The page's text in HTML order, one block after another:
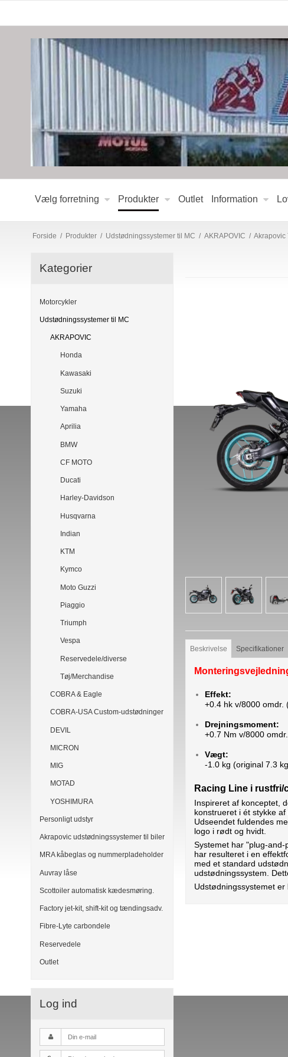
Vælg forretning Produkter Outlet Information
Forside / Produkter / Udstødningssystemer til MC / AKRAPOVIC / Akrapovic
Kategorier
Motorcykler
Udstødningssystemer til MC
AKRAPOVIC
Honda
Kawasaki
Suzuki
Yamaha
Aprilia
BMW
CF MOTO
Ducati
Harley-Davidson
Husqvarna
Indian
KTM
Kymco
Moto Guzzi
Piaggio
Triumph
Vespa
Reservedele/diverse
Tøj/Merchandise
COBRA & Eagle
COBRA-USA Custom-udstødninger
DEVIL
MICRON
MIG
MOTAD
YOSHIMURA
Personligt udstyr
Akrapovic udstødningssystemer til biler
MRA kåbeglas og nummerpladeholder
Auvray låse
Scottoiler automatisk kædesmøring.
Factory jet-kit, shift-kit og tændingsadv.
Fibre-Lyte carbondele
Reservedele
Outlet
Log ind
Beskrivelse Specifikationer
Effekt:
+0.4 hk v/8000 omdr.
Drejningsmoment:
+0.7 Nm v/8000
Vægt:
-1.0 kg (original 7.3
Racing Line i rustfri/
Inspireret af konceptet,
konstrueret i ét stykke
Udseendet fuldendes
logo i rødt og hvidt.
Systemet har "plug-
har resulteret i en
med et standard
udstødningssystem.
Udstødningssystemet